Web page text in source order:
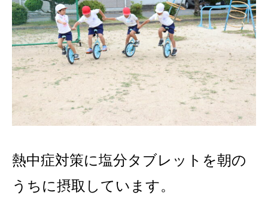
熱中症対策に塩分タブレットを朝の
うちに摂取しています。